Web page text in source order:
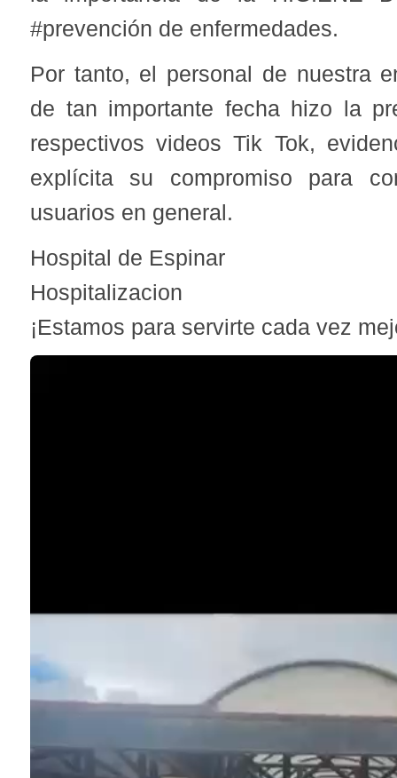
#prevención de enfermedades.
Por tanto, el personal de nuestra
de tan importante fecha hizo la
respectivos videos Tik Tok,
explícita su compromiso para
usuarios en general.
Hospital de Espinar
Hospitalizacion
¡Estamos para servirte cada vez